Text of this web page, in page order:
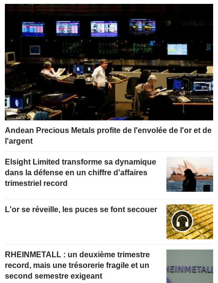
Andean Precious Metals profite de l'envolée de l'or et de
l'argent
Elsight Limited transforme sa dynamique
dans la défense en un chiffre d'affaires
trimestriel record
L'or se réveille, les puces se font secouer
RHEINMETALL : un deuxième trimestre
record, mais une trésorerie fragile et un
second semestre exigeant